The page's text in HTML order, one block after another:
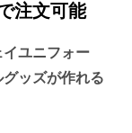
注文可能
ユニフォー
ッズが作れる